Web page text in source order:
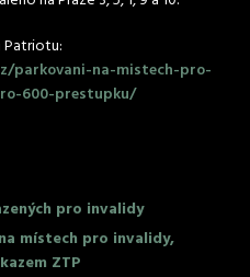
Patriotu:
parkovani-na-mistech-pro-
600-prestupku/
pro invalidy
místech pro invalidy,
ZTP